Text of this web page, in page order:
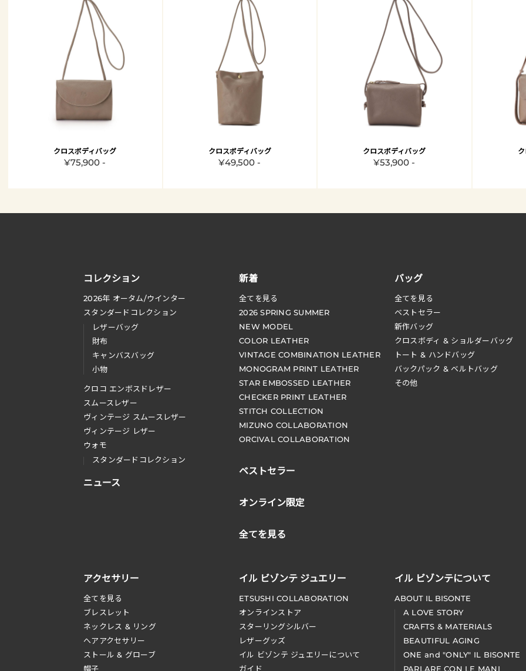
クロスボディバッグ
¥75,900 -
クロスボディバッグ
¥49,500 -
クロスボディバッグ
¥53,900 -
コレクション
2026年 オータム/ウインター
スタンダードコレクション
レザーバッグ
財布
キャンバスバッグ
小物
クロコ エンボスドレザー
スムースレザー
ヴィンテージ スムースレザー
ヴィンテージ レザー
ウォモ
スタンダードコレクション
ニュース
新着
全てを見る
2026 SPRING SUMMER
NEW MODEL
COLOR LEATHER
VINTAGE COMBINATION LEATHER
MONOGRAM PRINT LEATHER
STAR EMBOSSED LEATHER
CHECKER PRINT LEATHER
STITCH COLLECTION
MIZUNO COLLABORATION
ORCIVAL COLLABORATION
ベストセラー
オンライン限定
全てを見る
バッグ
全てを見る
ベストセラー
新作バッグ
クロスボディ & ショルダーバッグ
トート & ハンドバッグ
バックパック & ベルトバッグ
その他
アクセサリー
全てを見る
ブレスレット
ネックレス & リング
へアアクセサリー
ストール & グローブ
帽子
イル ビゾンテ ジュエリー
ETSUSHI COLLABORATION
オンラインストア
スターリングシルバー
レザーグッズ
イル ビゾンテ ジュエリーについて
ガイド
イル ビゾンテについて
ABOUT IL BISONTE
A LOVE STORY
CRAFTS & MATERIALS
BEAUTIFUL AGING
ONE and "ONLY" IL BISONTE
PARLARE CON LE MANI